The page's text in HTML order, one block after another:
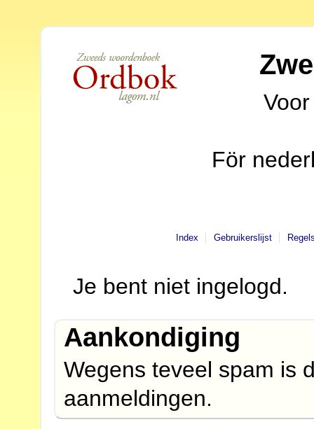
För
Index Gebruikerslijst
Je bent niet ingelogd.
Aankondiging
Wegens teveel spam is
aanmeldingen.